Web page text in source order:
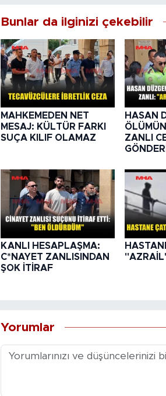
Bunlar da ilginizi çekebilir
MAHKEMEDEN NET
MESAJ: KÜLTÜR FARKI
SUÇA KILIF OLAMAZ
HASAN
ZANLI
KANLI HESAPLAŞMA:
C*NAYET ZANLISINDAN
ŞOK İTİRAF
Yorumlar